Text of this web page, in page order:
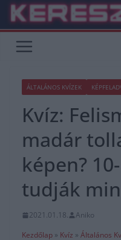
Skip
content
ÁLTALÁNOS KVÍZEK
Kvíz:
madár
képen?
tudják
2021.01.18.
Aniko
Kezdőlap » Kvíz » Általános